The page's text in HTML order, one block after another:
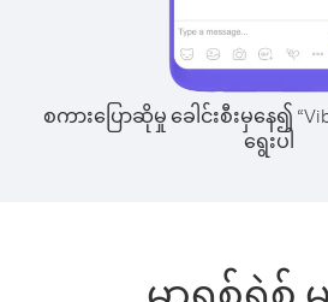
စကားပြောဆိုမှု ခေါင်းစီးမှနေ၍
ရွေးပါ